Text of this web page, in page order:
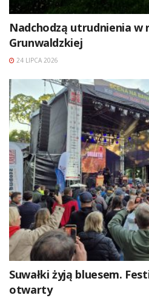
Nadchodzą utrudnienia w
Grunwaldzkiej
24 LIPCA 2026
Suwałki żyją bluesem.
otwarty